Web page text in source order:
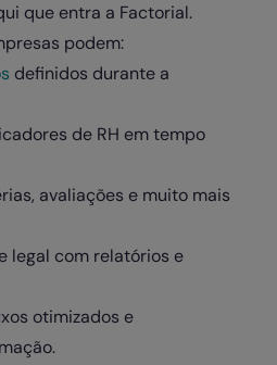
que entra a Factorial.
podem:
definidos durante a
de RH em tempo
avaliações e muito mais
legal com relatórios e
otimizados e